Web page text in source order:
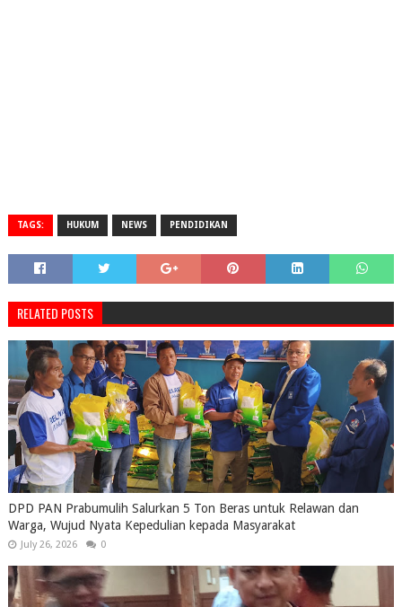
TAGS: HUKUM NEWS PENDIDIKAN
RELATED POSTS
DPD PAN Prabumulih Salurkan 5 Ton Beras untuk Relawan dan
Warga, Wujud Nyata Kepedulian kepada Masyarakat
July 26, 2026 0